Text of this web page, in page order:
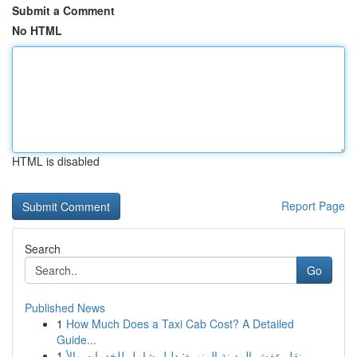
Submit a Comment
No HTML
HTML is disabled
Report Page
Search
Go
Published News
1 How Much Does a Taxi Cab Cost? A Detailed
Guide...